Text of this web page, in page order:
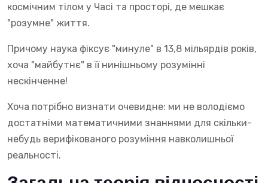
космічним тілом у Часі та просторі, де мешкає
"розумне" життя.
Причому наука фіксує "минуле" в 13,8 мільярдів років,
хоча "майбутнє" в її нинішньому розумінні
нескінченне!
Хоча потрібно визнати очевидне: ми не володіємо
достатніми математичними знаннями для скільки-
небудь верифікованого розуміння навколишньої
реальності.